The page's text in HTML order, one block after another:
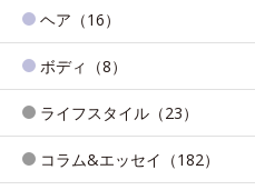
ヘア（16）
ボディ（8）
ライフスタイル（23）
コラム&エッセイ（182）